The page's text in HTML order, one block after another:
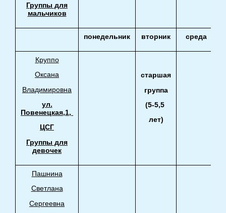
Группы для
мальчиков
понедельник вторник среда
Круппо
Оксана
Владимировна
ул.
Повенецкая,1,
ЦСГ
Группы для
девочек
старшая
группа
(5-5,5
лет)
Пашнина
Светлана
Сергеевна